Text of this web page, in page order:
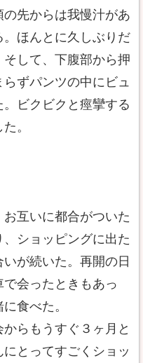
先からは我慢汁があ
ほんとに久しぶりだ
して、下腹部から押
ずパンツの中にビュ
ビクビクと痙攣する
。
互いに都合がついた
ショッピングに出た
が続いた。再開の日
会ったときもあっ
食べた。
らもうすぐ３ヶ月と
とってすごくショッ